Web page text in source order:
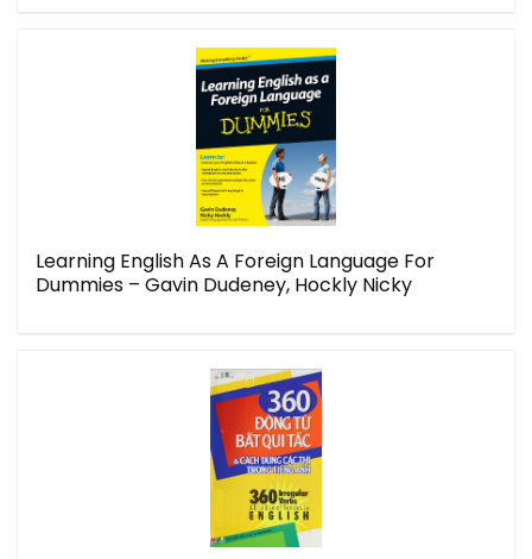
Learning English As A Foreign Language For
Dummies – Gavin Dudeney, Hockly Nicky